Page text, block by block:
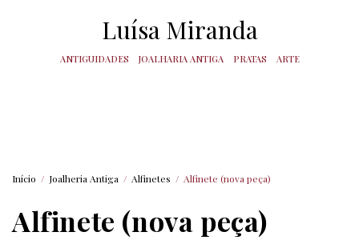
Luísa Miranda
ANTIGUIDADES JOALHARIA ANTIGA PRATAS ARTE
Início / Joalheria Antiga / Alfinetes / Alfinete (nova peça)
Alfinete (nova peça)